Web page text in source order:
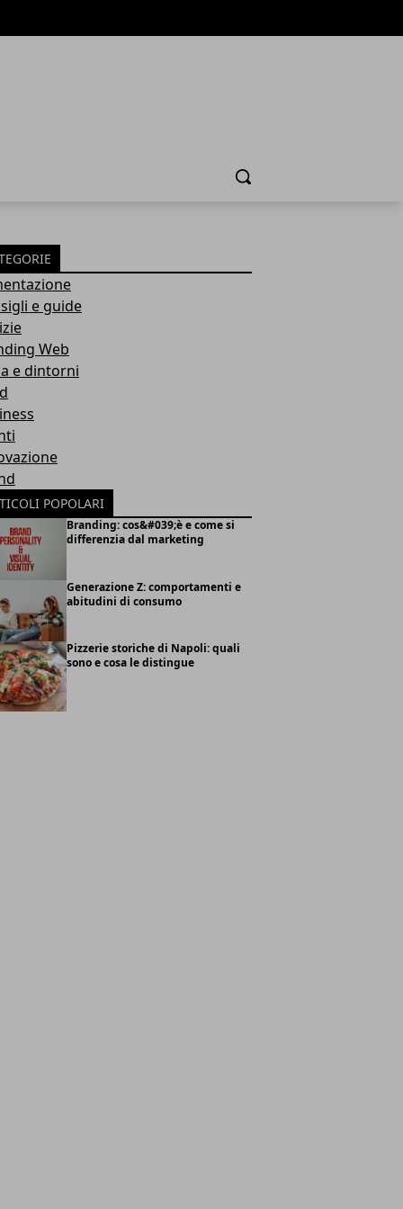
Cerca
e guide
Web
e dintorni
POPOLARI
Branding: cos&#039;è e come si
differenzia dal marketing
Generazione Z: comportamenti e
abitudini di consumo
Pizzerie storiche di Napoli: quali
sono e cosa le distingue